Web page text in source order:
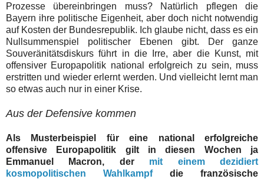
Prozesse übereinbringen muss? Natürlich pflegen die
Bayern ihre politische Eigenheit, aber doch nicht notwendig
auf Kosten der Bundesrepublik. Ich glaube nicht, dass es ein
Nullsummenspiel politischer Ebenen gibt. Der ganze
Souveränitätsdiskurs führt in die Irre, aber die Kunst, mit
offensiver Europapolitik national erfolgreich zu sein, muss
erstritten und wieder erlernt werden. Und vielleicht lernt man
so etwas auch nur in einer Krise.
Aus der Defensive kommen
Als Musterbeispiel für eine national erfolgreiche
offensive Europapolitik gilt in diesen Wochen ja
Emmanuel Macron, der mit einem dezidiert
kosmopolitischen Wahlkampfdie französische